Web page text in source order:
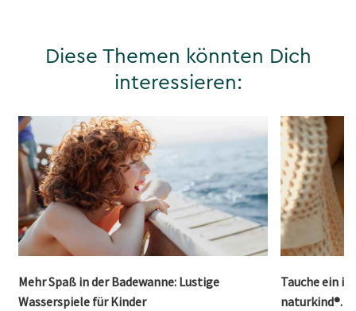
Diese Themen könnten Dich
interessieren:
Mehr Spaß in der Badewanne: Lustige
Wasserspiele für Kinder
Tauche ein
naturkind®.